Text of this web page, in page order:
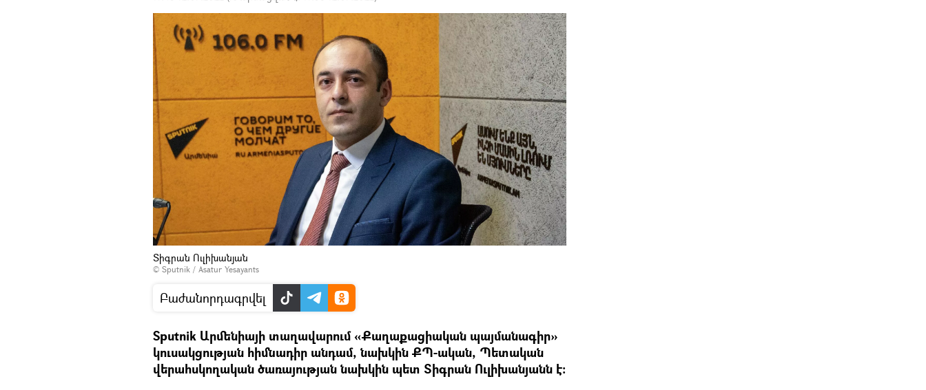
Տիգրան Ուլիխանյան
© Sputnik / Asatur Yesayants
Բաժանորդագրվել
Sputnik Արմենիայի տաղավարում «Քաղաքացիական պայմանագիր»
կուսակցության հիմնադիր անդամ, նախկին ՔՊ-ական, Պետական
վերահսկողական ծառայության նախկին պետ Տիգրան Ուլիխանյանն է։